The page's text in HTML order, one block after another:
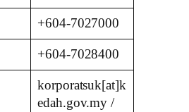
+604-7027000
+604-7028400
korporatsuk[at]k
edah.gov.my /